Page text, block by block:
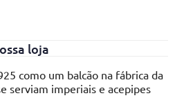
loja
como um balcão na fábrica da
serviam imperiais e acepipes